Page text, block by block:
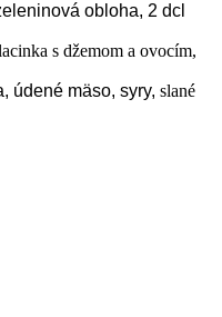
obloha, 2 dcl
s džemom a ovocím,
údené mäso, syry, slané